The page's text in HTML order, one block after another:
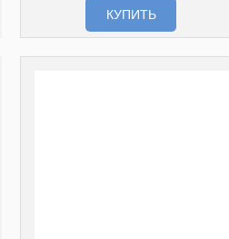
КУПИТЬ